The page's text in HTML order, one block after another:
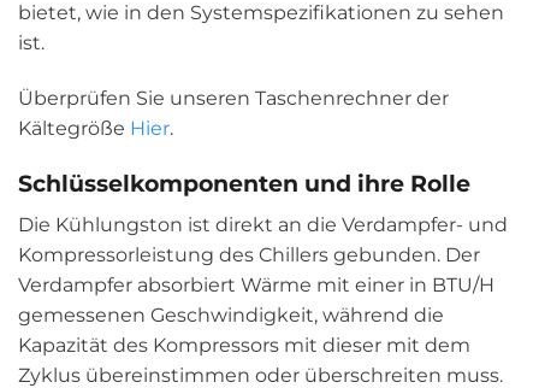
bietet, wie in den Systemspezifikationen zu sehen
ist.
Überprüfen Sie unseren Taschenrechner der
Kältegröße Hier.
Schlüsselkomponenten und ihre Rolle
Die Kühlungston ist direkt an die Verdampfer- und
Kompressorleistung des Chillers gebunden. Der
Verdampfer absorbiert Wärme mit einer in BTU/H
gemessenen Geschwindigkeit, während die
Kapazität des Kompressors mit dieser mit dem
Zyklus übereinstimmen oder überschreiten muss.